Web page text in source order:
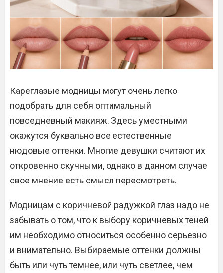
Кареглазые модницы могут очень легко
подобрать для себя оптимальный
повседневный макияж. Здесь уместными
окажутся буквально все естественные
нюдовые оттенки. Многие девушки считают их
откровенно скучными, однако в данном случае
свое мнение есть смысл пересмотреть.
Модницам с коричневой радужкой глаз надо не
забывать о том, что к выбору коричневых теней
им необходимо относиться особенно серьезно
и внимательно. Выбираемые оттенки должны
быть или чуть темнее, или чуть светлее, чем